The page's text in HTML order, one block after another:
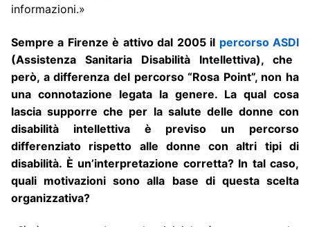
informazioni.»
Sempre a Firenze è attivo dal 2005 il percorso ASDI
(Assistenza Sanitaria Disabilità Intellettiva), che
però, a differenza del percorso “Rosa Point”, non ha
una connotazione legata la genere. La qual cosa
lascia supporre che per la salute delle donne con
disabilità intellettiva è previso un percorso
differenziato rispetto alle donne con altri tipi di
disabilità. È un’interpretazione corretta? In tal caso,
quali motivazioni sono alla base di questa scelta
organizzativa?